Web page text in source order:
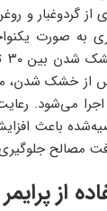
گردوغبار و
به صورت
خشک شدن،
می‌شود. رعایت
باعث
مصالح
از